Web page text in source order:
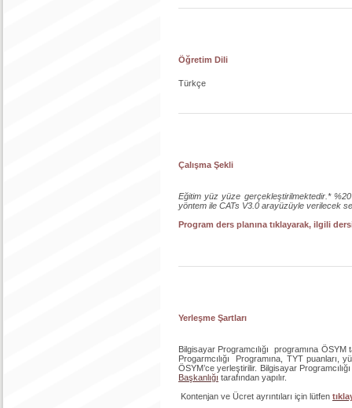
Öğretim Dili
Türkçe
Çalışma Şekli
Eğitim yüz yüze gerçekleştirilmektedir.*
yöntem ile CATs V3.0 arayüzüyle verilecek
Program ders planına tıklayarak, ilgili
Yerleşme Şartları
Bilgisayar Programcılığı programına
Progarmcılığı Programına, TYT puanları,
ÖSYM’ce yerleştirilir. Bilgisayar
Başkanlığı tarafından yapılır.
Kontenjan ve Ücret ayrıntıları için lütfen